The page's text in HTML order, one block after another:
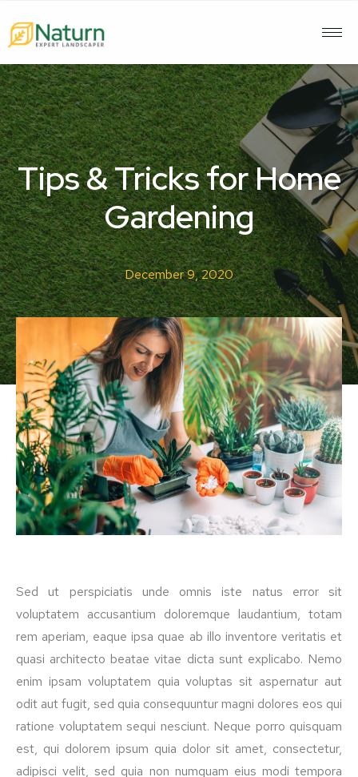
Tips & Tricks for Home
Gardening
December 9, 2020
Sed ut perspiciatis unde omnis iste natus error sit
voluptatem accusantium doloremque laudantium, totam
rem aperiam, eaque ipsa quae ab illo inventore veritatis et
quasi architecto beatae vitae dicta sunt explicabo. Nemo
enim ipsam voluptatem quia voluptas sit aspernatur aut
odit aut fugit, sed quia consequuntur magni dolores eos qui
ratione voluptatem sequi nesciunt. Neque porro quisquam
est, qui dolorem ipsum quia dolor sit amet, consectetur,
adipisci velit, sed quia non numquam eius modi tempora